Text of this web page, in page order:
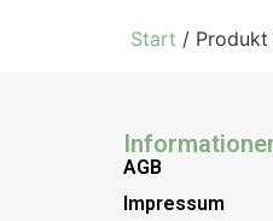
Start / Produkt
AGB
Impressum